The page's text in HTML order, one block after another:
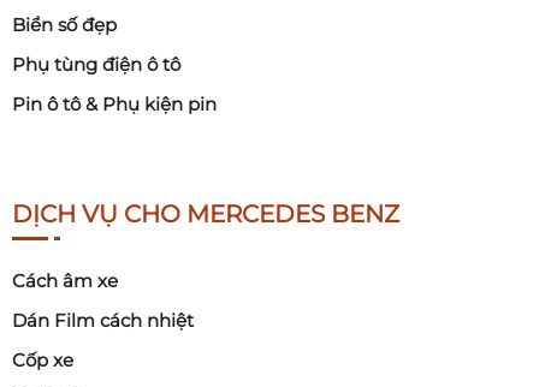
Biển số đẹp
Phụ tùng điện ô tô
Pin ô tô & Phụ kiện pin
DỊCH VỤ CHO MERCEDES BENZ
Cách âm xe
Dán Film cách nhiệt
Cốp xe